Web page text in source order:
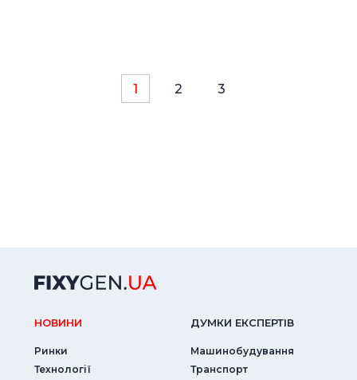
1 2 3
НОВИНИ
Ринки
Технології
ДУМКИ ЕКСПЕРТIВ
Машинобудування
Транспорт